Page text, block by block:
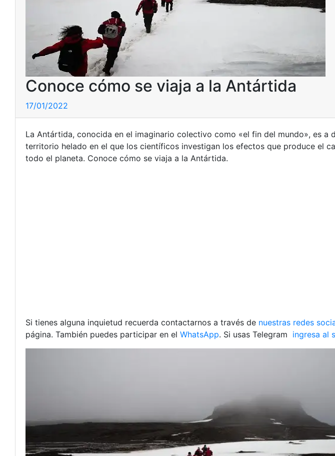
Conoce cómo se viaja a la Antártida
17/01/2022
La Antártida, conocida en el imaginario colectivo como «el fin del mundo», es a
territorio helado en el que los científicos investigan los efectos que produce el
todo el planeta. Conoce cómo se viaja a la Antártida.
Si tienes alguna inquietud recuerda contactarnos a través de nuestras redes
página. También puedes participar en el WhatsApp. Si usas Telegram ingresa al